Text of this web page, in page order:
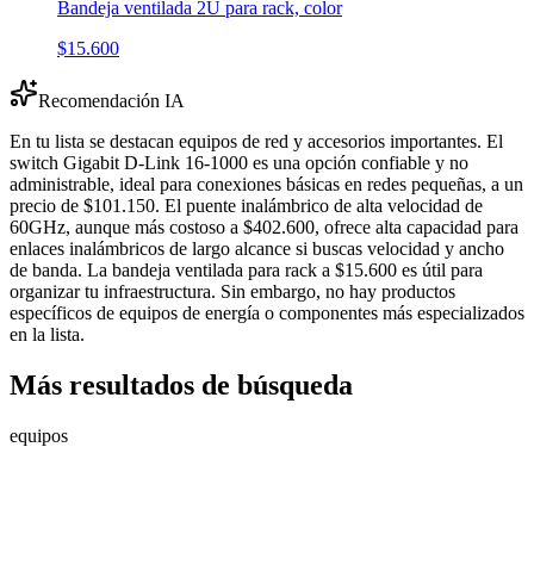
Bandeja ventilada 2U para rack, color
$15.600
Recomendación IA
En tu lista se destacan equipos de red y accesorios importantes. El
switch Gigabit D-Link 16-1000 es una opción confiable y no
administrable, ideal para conexiones básicas en redes pequeñas, a un
precio de $101.150. El puente inalámbrico de alta velocidad de
60GHz, aunque más costoso a $402.600, ofrece alta capacidad para
enlaces inalámbricos de largo alcance si buscas velocidad y ancho
de banda. La bandeja ventilada para rack a $15.600 es útil para
organizar tu infraestructura. Sin embargo, no hay productos
específicos de equipos de energía o componentes más especializados
en la lista.
Más resultados de búsqueda
equipos